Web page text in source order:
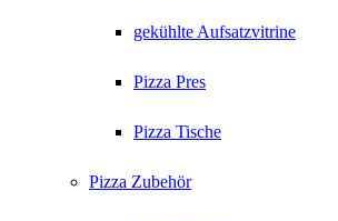
gekühlte Aufsatzvitrine
Pizza Pres
Pizza Tische
Pizza Zubehör